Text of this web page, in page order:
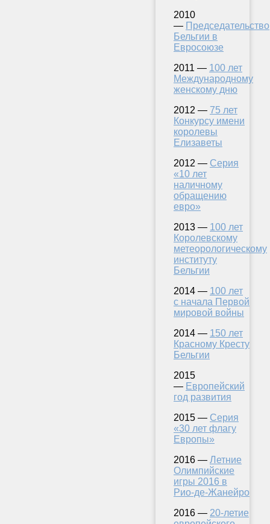
2010
— Председательство
Бельгии в
Евросоюзе
2011 — 100 лет
Международному
женскому дню
2012 — 75 лет
Конкурсу имени
королевы
Елизаветы
2012 — Серия
«10 лет
наличному
обращению
евро»
2013 — 100 лет
Королевскому
метеорологическому
институту
Бельгии
2014 — 100 лет
с начала Первой
мировой войны
2014 — 150 лет
Красному Кресту
Бельгии
2015
— Европейский
год развития
2015 — Серия
«30 лет флагу
Европы»
2016 — Летние
Олимпийские
игры 2016 в
Рио-де-Жанейро
2016 — 20-летие